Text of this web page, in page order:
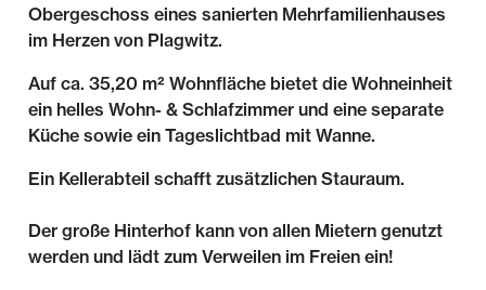
Obergeschoss eines sanierten Mehrfamilienhauses
im Herzen von Plagwitz.
Auf ca. 35,20 m² Wohnfläche bietet die Wohneinheit
ein helles Wohn- & Schlafzimmer und eine separate
Küche sowie ein Tageslichtbad mit Wanne.
Ein Kellerabteil schafft zusätzlichen Stauraum.
Der große Hinterhof kann von allen Mietern genutzt
werden und lädt zum Verweilen im Freien ein!